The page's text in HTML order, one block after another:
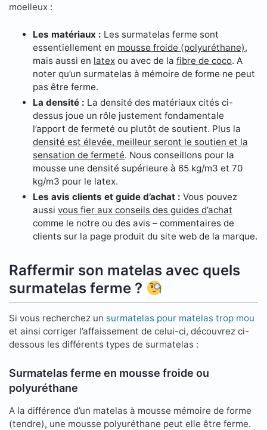
moelleux :
Les matériaux : Les surmatelas ferme sont
essentiellement en mousse froide (polyuréthane),
mais aussi en latex ou avec de la fibre de coco. A
noter qu’un surmatelas à mémoire de forme ne peut
pas être ferme.
La densité : La densité des matériaux cités ci-
dessus joue un rôle justement fondamentale
l’apport de fermeté ou plutôt de soutient. Plus la
densité est élevée, meilleur seront le soutien et la
sensation de fermeté. Nous conseillons pour la
mousse une densité supérieure à 65 kg/m3 et 70
kg/m3 pour le latex.
Les avis clients et guide d’achat : Vous pouvez
aussi vous fier aux conseils des guides d’achat
comme le notre ou des avis – commentaires de
clients sur la page produit du site web de la marque.
Raffermir son matelas avec quels
surmatelas ferme ?
Si vous recherchez un surmatelas pour matelas trop mou
et ainsi corriger l’affaissement de celui-ci, découvrez ci-
dessous les différents types de surmatelas :
Surmatelas ferme en mousse froide ou
polyuréthane
A la différence d’un matelas à mousse mémoire de forme
(tendre), une mousse polyuréthane peut elle être ferme.